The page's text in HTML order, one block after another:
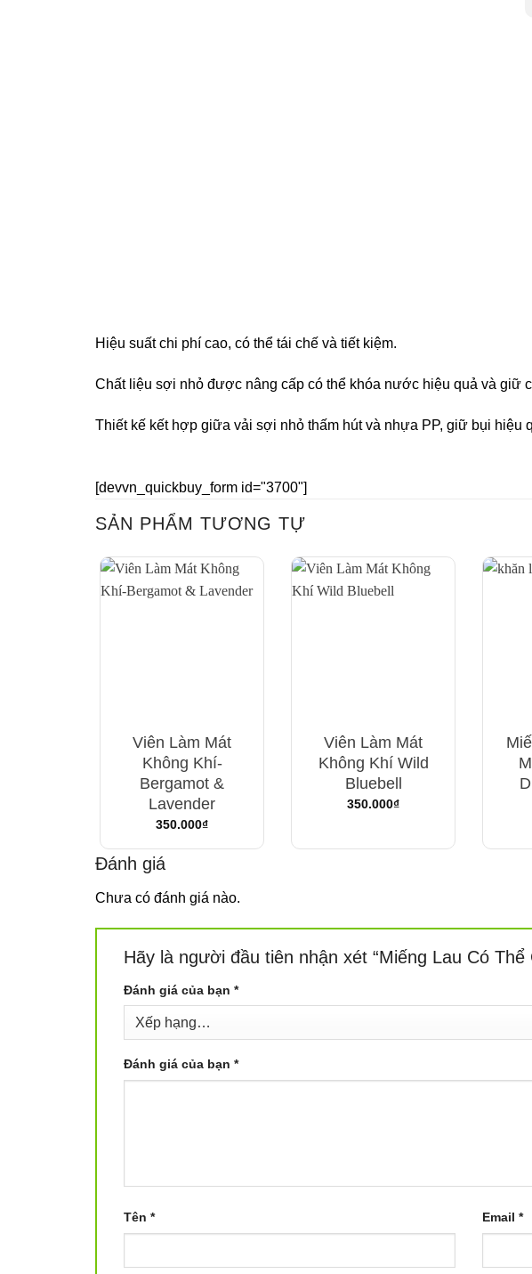
Hiệu suất chi phí cao, có thể tái chế và tiết kiệm.
Chất liệu sợi nhỏ được nâng cấp có thể khóa nước hiệu quả và giữ
Thiết kế kết hợp giữa vải sợi nhỏ thấm hút và nhựa PP, giữ bụi hiệu
[devvn_quickbuy_form id="3700"]
SẢN PHẨM TƯƠNG TỰ
Viên Làm Mát
Không Khí-
Bergamot &
Lavender
350.000₫
Viên Làm Mát
Không Khí Wild
Bluebell
350.000₫
Đánh giá
Chưa có đánh giá nào.
Hãy là người đầu tiên nhận xét “Miếng Lau Có
Đánh giá của bạn *
Đánh giá của bạn *
Tên * Email *